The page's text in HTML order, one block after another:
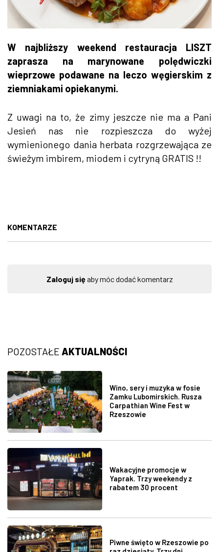
W najbliższy weekend restauracja LISZT
zaprasza na marynowane polędwiczki
wieprzowe podawane na leczo węgierskim z
ziemniakami opiekanymi.
Z uwagi na to, że zimy jeszcze nie ma a Pani
Jesień nas nie rozpieszcza do wyżej
wymienionego dania herbata rozgrzewająca ze
świeżym imbirem, miodem i cytryną GRATIS !!
KOMENTARZE
Zaloguj sięaby móc dodać komentarz
POZOSTAŁE AKTUALNOŚCI
Wino, sery i muzyka w fosie
Zamku Lubomirskich. Rusza
Carpathian Wine Fest w
Rzeszowie
Wakacyjne promocje w
Yaprak. Trzy weekendy z
rabatem 30 procent
Piwne święto w Rzeszowie po